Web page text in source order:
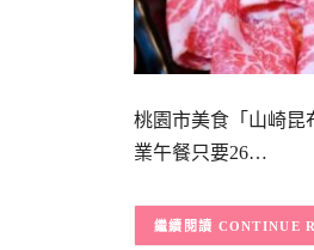
桃園市美食「山崎昆
業午餐只要26…
CONTINUE